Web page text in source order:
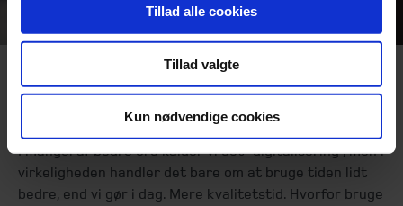
Tillad alle cookies
Tillad valgte
Kun nødvendige cookies
Digitalisering er et andet ord for
”kvalitetstid”
I mangel af bedre ord kalder vi det ”digitalisering”, men i
virkeligheden handler det bare om at bruge tiden lidt
bedre, end vi gør i dag. Mere kvalitetstid. Hvorfor bruge